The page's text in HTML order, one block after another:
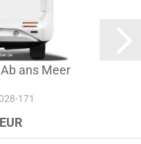
ans Meer
171